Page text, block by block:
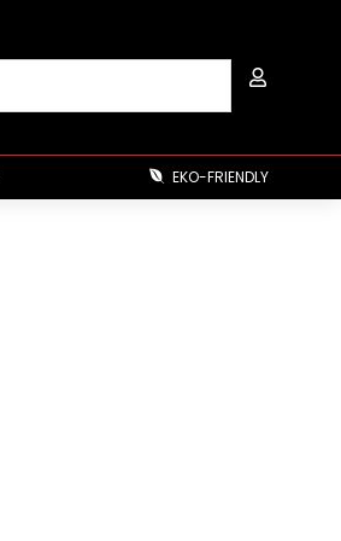

 EKO-FRIENDLY